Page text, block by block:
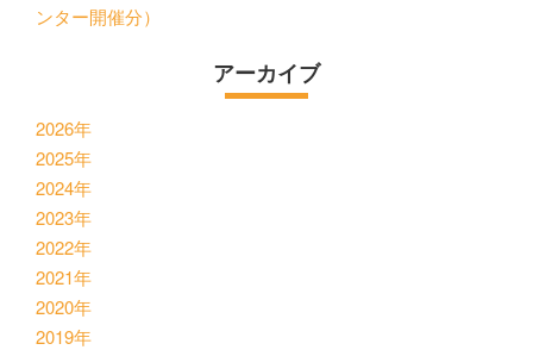
ンター開催分）
アーカイブ
2026年
2025年
2024年
2023年
2022年
2021年
2020年
2019年